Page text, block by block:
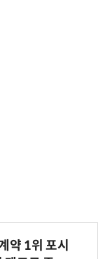
약 1위 포시